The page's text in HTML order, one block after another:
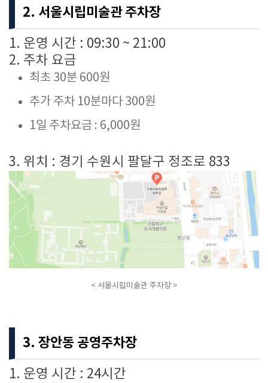
2. 서울시립미술관 주차장
1. 운영 시간 : 09:30 ~ 21:00
2. 주차 요금
최초 30분 600원
추가 주차 10분마다 300원
1일 주차요금 : 6,000원
3. 위치 : 경기 수원시 팔달구 정조로 833
< 서울시립미술관 주차장 >
3. 장안동 공영주차장
1. 운영 시간 : 24시간